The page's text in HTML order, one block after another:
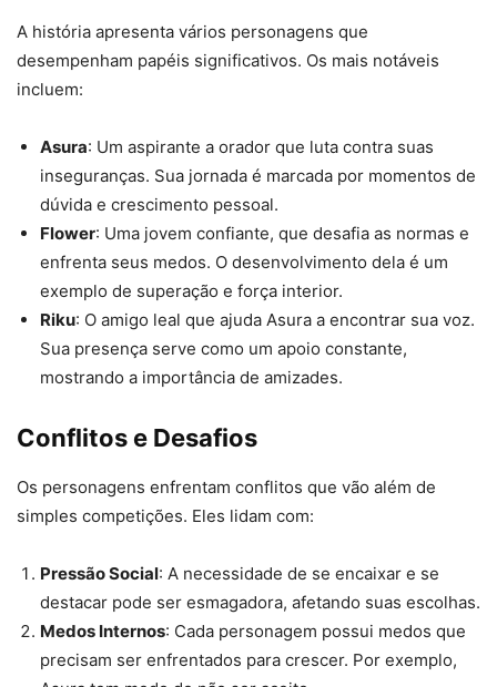
A história apresenta vários personagens que
desempenham papéis significativos. Os mais notáveis
incluem:
Asura: Um aspirante a orador que luta contra suas
inseguranças. Sua jornada é marcada por momentos de
dúvida e crescimento pessoal.
Flower: Uma jovem confiante, que desafia as normas e
enfrenta seus medos. O desenvolvimento dela é um
exemplo de superação e força interior.
Riku: O amigo leal que ajuda Asura a encontrar sua voz.
Sua presença serve como um apoio constante,
mostrando a importância de amizades.
Conflitos e Desafios
Os personagens enfrentam conflitos que vão além de
simples competições. Eles lidam com:
Pressão Social: A necessidade de se encaixar e se
destacar pode ser esmagadora, afetando suas escolhas.
Medos Internos: Cada personagem possui medos que
precisam ser enfrentados para crescer. Por exemplo,